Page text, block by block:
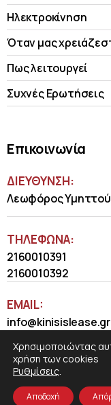
Ηλεκτροκίνηση
Όταν μας
Πως λειτουργεί
Συχνές Ερωτήσεις
Επικοινωνία
ΔΙΕΥΘΥΝΣΗ:
Λεωφόρος Υμηττού
ΤΗΛΈΦΩΝΑ:
2160010391
2160010392
EMAIL:
info@kinisislease.gr
Χρησιμοποιώντας
χρήση των cookies
Ρυθμίσεις.
Αποδοχή